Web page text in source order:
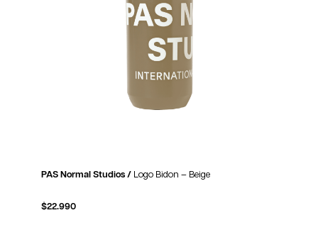
PAS Normal Studios / Logo Bidon – Beige
$22.990